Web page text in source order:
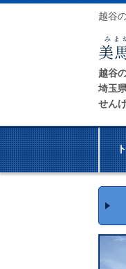
越谷
越谷
埼玉
せん